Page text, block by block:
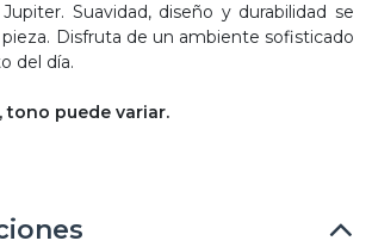
Suavidad, diseño y durabilidad se
Disfruta de un ambiente sofisticado
del día.
tono puede variar.